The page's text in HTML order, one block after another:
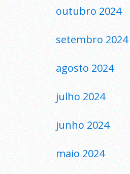
outubro 2024
setembro 2024
agosto 2024
julho 2024
junho 2024
maio 2024